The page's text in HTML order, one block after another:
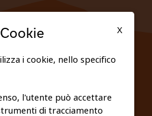
X
i cookie, nello specifico
l'utente può accettare
di tracciamento